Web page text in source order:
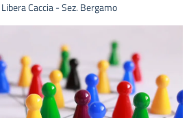
Caccia - Sez. Bergamo